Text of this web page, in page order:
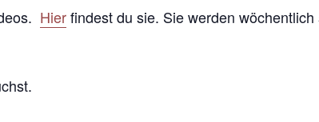
Hierfindest du sie. Sie werden